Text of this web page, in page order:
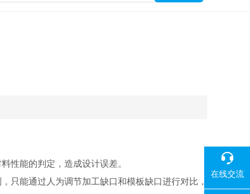
性能的判定，造成设计误差。
只能通过人为调节加工缺口和模板缺口进行对比，
在线交流